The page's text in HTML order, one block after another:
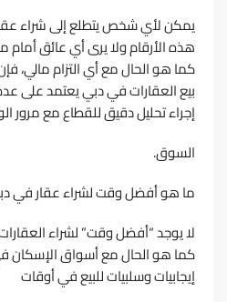
ﻳﻤﻜﻦ ﻷي ﺷﺨﺺ ﻳﺘﻄﻠﻊ إﻟﻰ ﺷﺮاء
ﻫﺬه اﻷرﻗﺎم وﻻ ﻳﺮى أي ﻋﺎﺋﻖ أﻣﺎم
ﻛﻤﺎ ﻫﻮ اﻟﺤﺎل ﻣﻊ أي اﻟﺘﺰام ﻣﺎﻟﻲ،
ﺑﻴﻊ اﻟﻌﻘﺎرات ﻓﻲ دﺑﻲ ﻳﻌﺘﻤﺪ ﻋﻠﻰ
إﺟﺮاء ﺗﺤﻠﻴﻞ دﻗﻴﻖ ﻟﻠﻘﻄﺎع ﻣﻊ ﻣﺮور
اﻟﺴﻮق.
ﻣﺎ ﻫﻮ أﻓﻀﻞ وﻗﺖ ﻟﺸﺮاء ﻋﻘﺎر ﻓﻲ
ﻻ ﻳﻮﺟﺪ “أﻓﻀﻞ وﻗﺖ” ﻟﺸﺮاء
ﻛﻤﺎ ﻫﻮ اﻟﺤﺎل ﻣﻊ أﺳﻮاق اﻹﺳﻜﺎن
إﻳﺠﺎﺑﻴﺎت وﺳﻠﺒﻴﺎت ﻟﻠﺒﻴﻊ ﻓﻲ أوﻗﺎت